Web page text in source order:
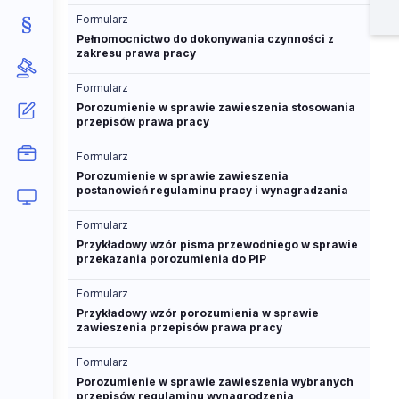
Formularz
Pełnomocnictwo do dokonywania czynności z
zakresu prawa pracy
Formularz
Porozumienie w sprawie zawieszenia stosowania
przepisów prawa pracy
Formularz
Porozumienie w sprawie zawieszenia
postanowień regulaminu pracy i wynagradzania
Formularz
Przykładowy wzór pisma przewodniego w sprawie
przekazania porozumienia do PIP
Formularz
Przykładowy wzór porozumienia w sprawie
zawieszenia przepisów prawa pracy
Formularz
Porozumienie w sprawie zawieszenia wybranych
przepisów regulaminu wynagrodzenia